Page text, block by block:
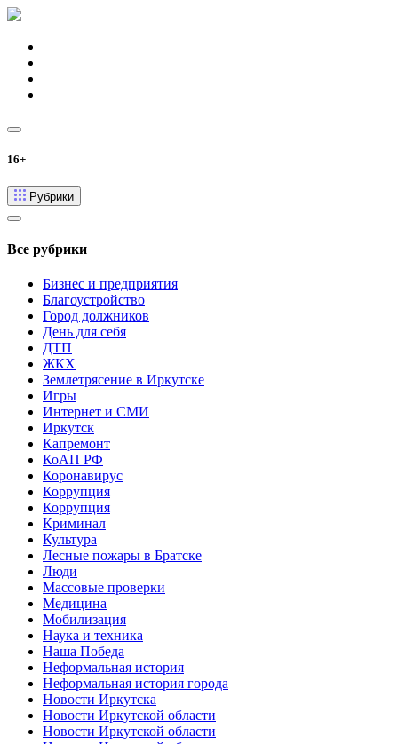
16+
Рубрики
Все рубрики
Бизнес и предприятия
Благоустройство
Город должников
День для себя
ДТП
ЖКХ
Землетрясение в Иркутске
Игры
Интернет и СМИ
Иркутск
Капремонт
КоАП РФ
Коронавирус
Коррупция
Коррупция
Криминал
Культура
Лесные пожары в Братске
Люди
Массовые проверки
Медицина
Мобилизация
Наука и техника
Наша Победа
Неформальная история
Неформальная история города
Новости Иркутска
Новости Иркутской области
Новости Иркутской области